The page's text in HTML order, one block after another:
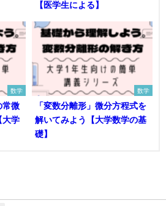
【医学生による】
数学
常微
大学
数学
「変数分離形」微分方程式を
解いてみよう【大学数学の基
礎】